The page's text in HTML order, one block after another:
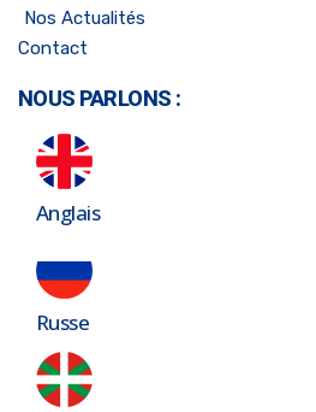
Nos Actualités
Contact
NOUS PARLONS :
Anglais
Russe